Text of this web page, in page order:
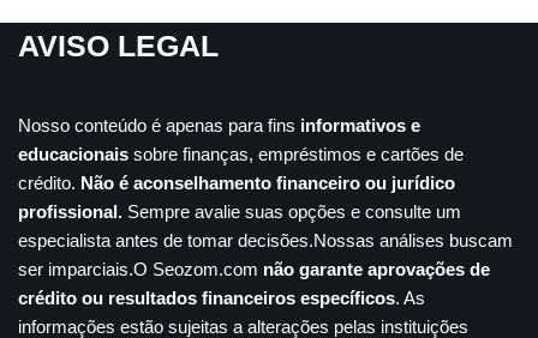
AVISO LEGAL
Nosso conteúdo é apenas para fins informativos e
educacionais sobre finanças, empréstimos e cartões de
crédito. Não é aconselhamento financeiro ou jurídico
profissional. Sempre avalie suas opções e consulte um
especialista antes de tomar decisões.Nossas análises buscam
ser imparciais.O Seozom.com não garante aprovações de
crédito ou resultados financeiros específicos. As
informações estão sujeitas a alterações pelas instituições